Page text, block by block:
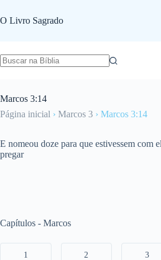
para
o
O Livro Sagrado
Marcos 3:14
Página inicial › Marcos 3 › Marcos 3:14
E nomeou doze para que estivessem com
pregar
Capítulos - Marcos
1 2 3